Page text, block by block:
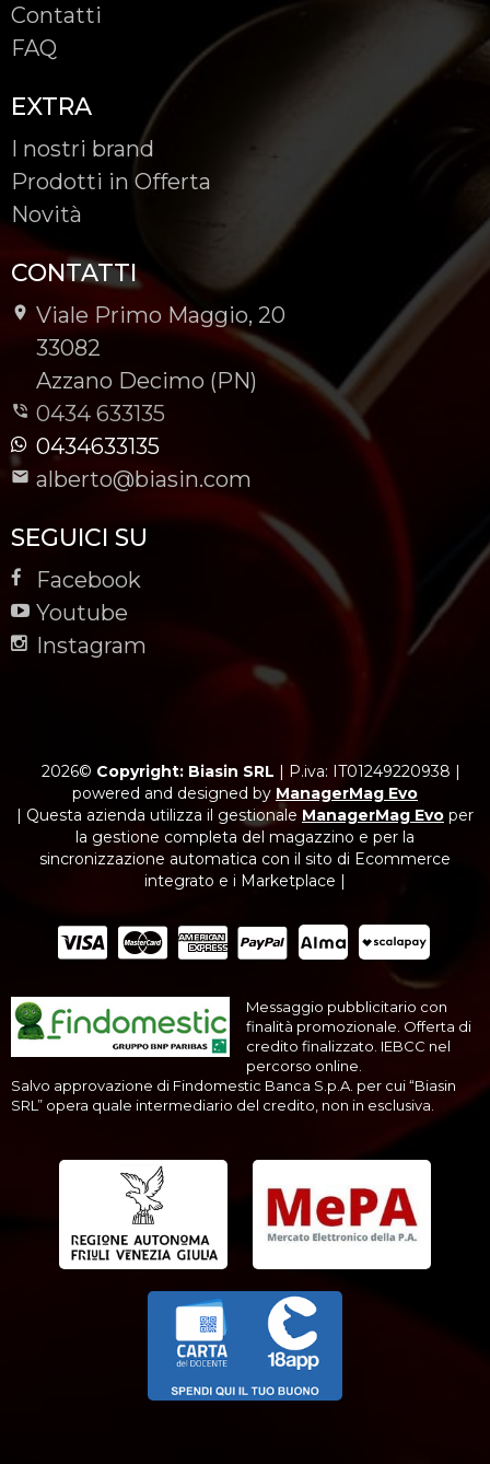
Contatti
FAQ
EXTRA
I nostri brand
Prodotti in Offerta
Novità
CONTATTI
Viale Primo Maggio, 20
-
33082
-
Azzano Decimo (PN)
0434 633135
0434633135
alberto@biasin.com
SEGUICI SU
Facebook
Youtube
Instagram
2026© Copyright: Biasin SRL | P.iva: IT01249220938 |
powered and designed by ManagerMag Evo
| Questa azienda utilizza il gestionale ManagerMag Evo per
la gestione completa del magazzino e per la
sincronizzazione automatica con il sito di Ecommerce
integrato e i Marketplace |
Messaggio pubblicitario con
finalità promozionale. Offerta di
credito finalizzato. IEBCC nel
percorso online.
Salvo approvazione di Findomestic Banca S.p.A. per cui “Biasin
SRL” opera quale intermediario del credito, non in esclusiva.